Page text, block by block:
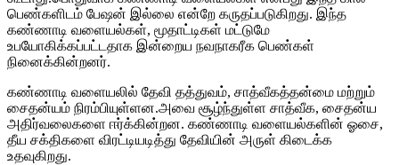
பெண்களிடம் பேஷன் இல்லை என்றே கருதப்படுகிறது. இந்த
கண்ணாடி வளையல்கள், மூதாட்டிகள் மட்டுமே
உபயோகிக்கப்பட்டதாக இன்றைய நவநாகரீக பெண்கள்
நினைக்கின்றனர்.
கண்ணாடி வளையலில் தேவி தத்துவம், சாத்வீகத்தன்மை மற்றும்
சைதன்யம் நிரம்பியுள்ளன.அவை சூழ்ந்துள்ள சாத்வீக, சைதன்ய
அதிர்வலைகளை ஈர்க்கின்றன. கண்ணாடி வளையல்களின் ஓசை,
தீய சக்திகளை விரட்டியடித்து தேவியின் அருள் கிடைக்க
உதவுகிறது.